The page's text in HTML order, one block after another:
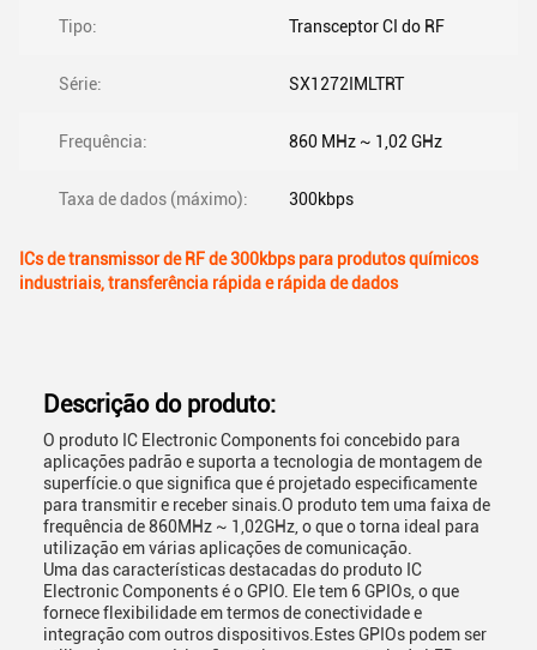
Tipo: Transceptor CI do RF
Série: SX1272IMLTRT
Frequência: 860 MHz ~ 1,02 GHz
Taxa de dados (máximo): 300kbps
ICs de transmissor de RF de 300kbps para produtos químicos
industriais, transferência rápida e rápida de dados
Descrição do produto:
O produto IC Electronic Components foi concebido para
aplicações padrão e suporta a tecnologia de montagem de
superfície.o que significa que é projetado especificamente
para transmitir e receber sinais.O produto tem uma faixa de
frequência de 860MHz ~ 1,02GHz, o que o torna ideal para
utilização em várias aplicações de comunicação.
Uma das características destacadas do produto IC
Electronic Components é o GPIO. Ele tem 6 GPIOs, o que
fornece flexibilidade em termos de conectividade e
integração com outros dispositivos.Estes GPIOs podem ser